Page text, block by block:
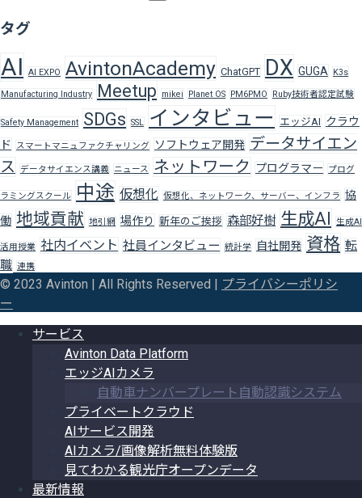
タグ
AI AI EXPO AvintonAcademy ChatGPT DX GUGA K3s
Manufacturing Industry Meetup mikei Planet OS PM6PMO Ruby技術者認定試験
Safety Management SDGs SSL インタビュー エッジAI クラウ
ド
スマートマニュファクチャリング ソフトウェア開発 データサイエン
ス
データサイエンス講義 ニュース ネットワーク プログラマー プログ
ラミングスクール 中途 仮想化 仮想化、ネットワーク、サーバー、インフラ 協
働 地域貢献 地引網 場作り 新年のご挨拶 森部好樹 生成AI 生成AI
活用授業 社内イベント 社員インタビュー 統計学 自社開発 資格 転
職 連携
© 2023 Avinton | All Rights Reserved | プライバシーポリシ
ー
サービス
Avinton Data Platform
エッジAIカメラ
自動車ナンバープレート自動認識システム
プライベートクラウド
AIサービス開発
AIカメラ/画像解析無料体験版
見てわかる観光庁オープンデータ
最新情報